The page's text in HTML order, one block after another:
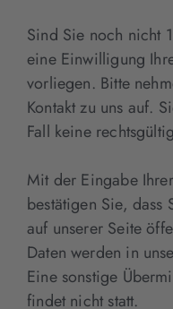
Sind Sie noch nicht
eine Einwilligung
vorliegen. Bitte
Kontakt zu uns auf.
Fall keine
Mit der Eingabe
bestätigen Sie, dass
auf unserer Seite
Daten werden in
Eine sonstige
findet nicht statt.